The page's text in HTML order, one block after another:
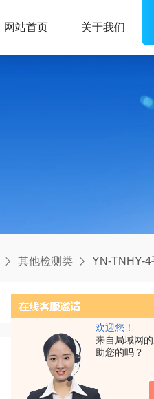
欢迎您！
来自局域网
助您的吗？
网站首页 关于我们
其他检测类 YN-TNHY-4手持式农业环境监测